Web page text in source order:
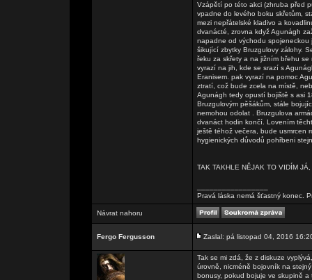
Vzápětí po této akci (zhruba před
vpadne do levého boku skřetům,
mezi nepřátelské kladivo a
dvanácté, zrovna když Agunágh
napadne od východu
šikující zbytky Bruzgulovy zálohy.
řeku za skřety a na jižním břehu
vyrazí na jih, kde se srazí s
Eranisem. pak vyrazí na pomoc
ztratí, což bude zcela na místě,
Agunágh tedy opustí bojiště s asi
Bruzgulovým pěšákům, stále
nemohou odolat . Bruzgulova
dvanáct hodin končí. Lovením
ještě téhož večera, bude usmrcen
hygienických důvodů pohřbeni
TAK TAKHLE NĚJAK TO VIDÍM
Pravá láska nemá šťastný konec.
Návrat nahoru
Fergo Fergusson Zaslal: pá listopad 04, 2016
Tak se mi zdá, že z diskuze
úrovně, nicméně bojovník na
bonusy, pokud bojuje ve skupině